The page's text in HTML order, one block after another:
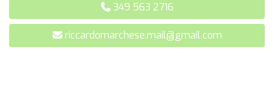
349 563 2716
riccardomarchese.mail@gmail.com